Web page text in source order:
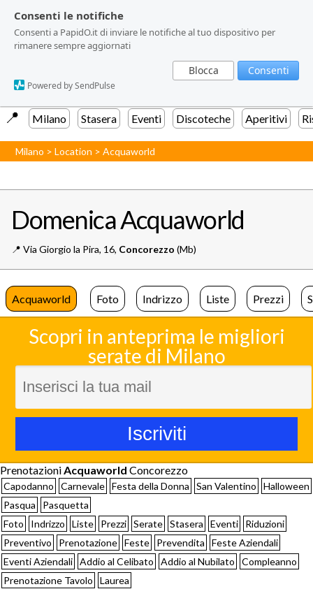
Consenti le notifiche
Consenti a PapidO.it di inviare le notifiche al tuo dispositivo per
rimanere sempre aggiornati
Blocca Consenti
Powered by SendPulse
Consenti le notifiche
Consenti a PapidO.it di inviare le notifiche al tuo dispositivo per
rimanere sempre aggiornati
Blocca Consenti
Powered by SendPulse
📍️ Milano Stasera Eventi Discoteche Aperitivi
Milano >Location >Acquaworld
Domenica Acquaworld
📍️ Via Giorgio la Pira, 16, Concorezzo (Mb)
Acquaworld Foto Indrizzo Liste Prezzi
Scopri in anteprima le migliori
serate di Milano
Prenotazioni Acquaworld Concorezzo
Capodanno Carnevale Festa della Donna San Valentino
Halloween
Pasqua
Pasquetta
Foto
Indrizzo Liste Prezzi Serate Stasera Eventi
Riduzioni
Preventivo
Prenotazione Feste Prevendita
Feste Aziendali
Eventi Aziendali Addio al Celibato Addio al Nubilato
Compleanno
Prenotazione Tavolo
Laurea